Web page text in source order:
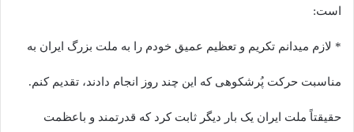
است:
️* لازم میدانم تکریم و تعظیم عمیق خودم را به ملت بزرگ ایران به
مناسبت حرکت پُرشکوهی که این چند روز انجام دادند، تقدیم کنم.
حقیقتاً ملت ایران یک بار دیگر ثابت کرد که قدرتمند و باعظمت